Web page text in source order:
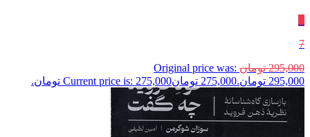
7
295,000 تومان Original price was:
295,000 تومان.
275,000 تومانCurrent price is: 275,000 تومان.